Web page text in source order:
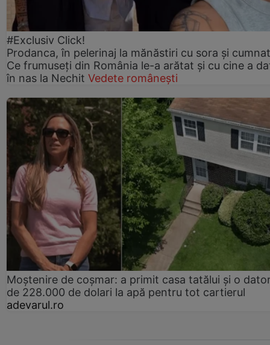
#Exclusiv Click!
Prodanca, în pelerinaj la mănăstiri cu sora și
Ce frumuseți din România le-a arătat și cu cine a
în nas la Nechit Vedete românești
Moștenire de coșmar: a primit casa tatălui și o
de 228.000 de dolari la apă pentru tot cartierul
adevarul.ro